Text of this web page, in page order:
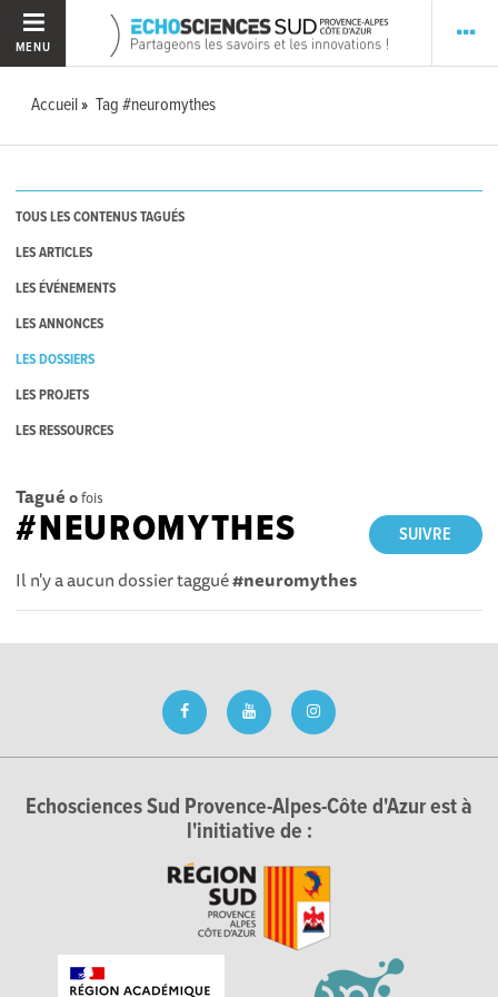
MENU
Accueil Tag #neuromythes
TOUS LES CONTENUS TAGUÉS
LES ARTICLES
LES ÉVÉNEMENTS
LES ANNONCES
LES DOSSIERS
LES PROJETS
LES RESSOURCES
Tagué 0fois
SUIVRE
#NEUROMYTHES
Il n'y a aucun dossier taggué#neuromythes
Echosciences Sud Provence-Alpes-Côte d'Azur est à
l'initiative de :